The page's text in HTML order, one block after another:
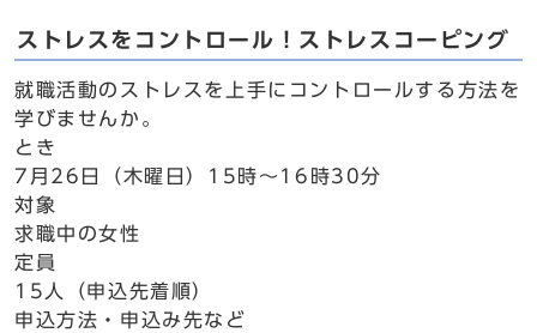
ストレスをコントロール！ストレスコーピング
就職活動のストレスを上手にコントロールする方法を
学びませんか。
とき
7月26日（木曜日）15時～16時30分
対象
求職中の女性
定員
15人（申込先着順）
申込方法・申込み先など